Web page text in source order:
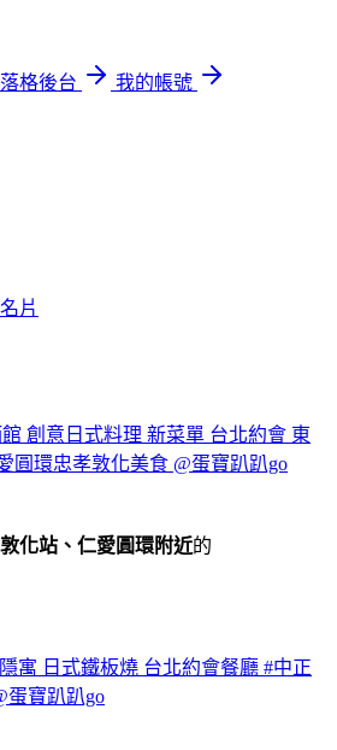
格後台
我的帳號
名片
創意日式料理 新菜單 台北約會 東
圓環忠孝敦化美食 @蛋寶趴趴go
化站、仁愛圓環附近的
寓 日式鐵板燒 台北約會餐廳 #中正
蛋寶趴趴go